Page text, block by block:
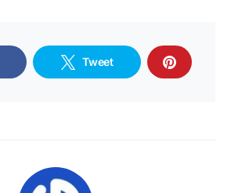
Tweet